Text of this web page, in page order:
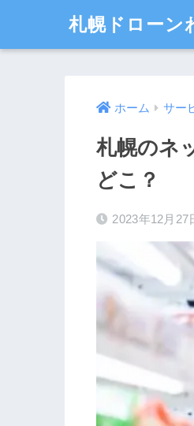
札幌ドローン
ホーム サー
札幌のネ
どこ？
2023年12月27